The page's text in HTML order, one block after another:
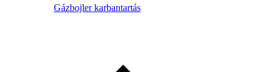
Gázbojler karbantartás